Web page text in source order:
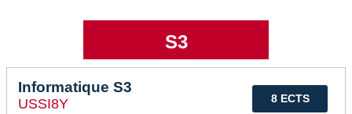
S3
8 ECTS
Informatique S3
USSI8Y